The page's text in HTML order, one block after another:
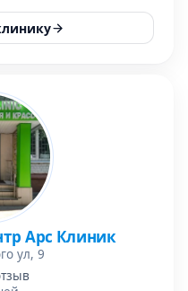
Арс Клиник
ул, 9